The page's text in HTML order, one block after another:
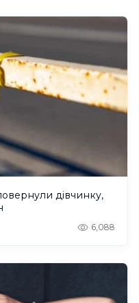
дівчинку,
6,088